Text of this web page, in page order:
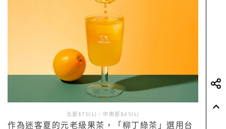
北部$70(L)、中南部$65(L)
作為迷客夏的元老級果茶，「柳丁綠茶」選用台